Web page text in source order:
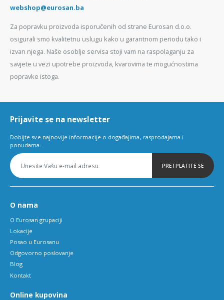
webshop@eurosan.ba
Za popravku proizvoda isporučenih od strane Eurosan d.o.o.
osigurali smo kvalitetnu uslugu kako u garantnom periodu tako i
izvan njega. Naše osoblje servisa stoji vam na raspolaganju za
savjete u vezi upotrebe proizvoda, kvarovima te mogućnostima
popravke istoga.
Prijavite se na newsletter
Dobijte sve najnovije informacije o događajima, rasprodajama i
ponudama.
PRETPLATITE SE
O nama
O Eurosan grupaciji
Lokacije
Posao u Eurosanu
Odgovorno poslovanje
Blog
Kontakt
Online kupovina